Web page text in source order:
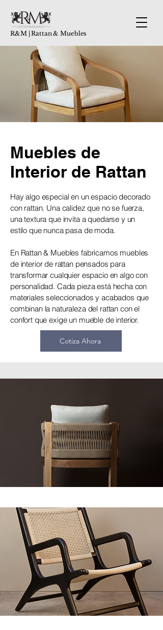
R&M | Rattan & Muebles
Muebles de
Interior de Rattan
Hay algo especial en un espacio decorado
con rattan. Una calidez que no se fuerza,
una textura que invita a quedarse y un
estilo que nunca pasa de moda.
En Rattan & Muebles fabricamos muebles
de interior de rattan pensados para
transformar cualquier espacio en algo con
personalidad. Cada pieza está hecha con
materiales seleccionados y acabados que
combinan la naturaleza del rattan con el
confort que exige un mueble de interior.
Cotiza Ahora